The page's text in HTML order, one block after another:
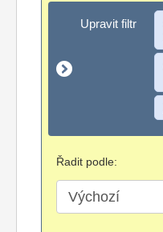
Upravit filtr
Upravit filtr
Řadit podle: